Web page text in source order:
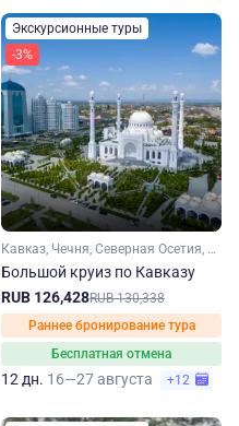
Экскурсионные туры
-3%
Кавказ, Чечня, Северная Осетия, Кабардино-Балкария, Ингушетия, Дагестан
Большой круиз по Кавказу
RUB 126,428RUB 130,338
Раннее бронирование тура
Бесплатная отмена
12 дн. 16—27 августа +12